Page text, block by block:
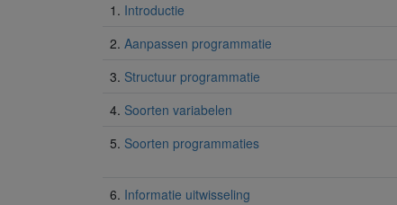
1. Introductie
2. Aanpassen programmatie
3. Structuur programmatie
4. Soorten variabelen
5. Soorten programmaties
6. Informatie uitwisseling